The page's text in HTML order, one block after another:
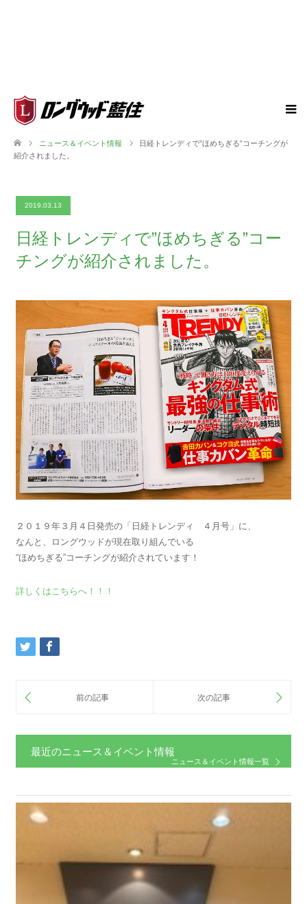
ニュース＆イベント情報
日経トレンディで”ほめちぎる”コーチングが
紹介されました。
2019.03.13
日経トレンディで”ほめちぎる”コー
チングが紹介されました。
２０１９年３月４日発売の「日経トレンディ ４月号」に、
なんと、ロングウッドが現在取り組んでいる
“ほめちぎる”コーチングが紹介されています！
詳しくはこちらへ！！！
最近のニュース＆イベント情報
ニュース＆イベント情報一覧